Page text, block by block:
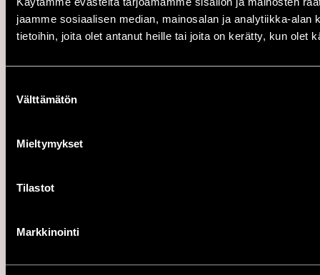
jaamme sosiaalisen median, mainosalan ja analytiikka-
tietoihin, joita olet antanut heille tai joita on kerätty, kun olet
valinta
Välttämätön
Mieltymykset
Tilastot
Markkinointi